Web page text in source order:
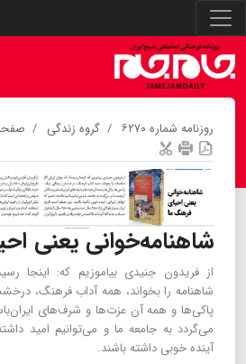
روزنامه شماره ۶۲۷۰ گروه زندگی صفحه
شاهنامه‌خوانی یعنی
از فریدون جنیدی بیاموزیم که: اینجا
شاهنامه را بخواند، همه آداب فرهنگ،
پاکی‌ها و همه آن عزت‌ها و شرف‌های
می‌گردد به جامعه ما و می‌توانیم امید
آینده خوبی داشته باشند.